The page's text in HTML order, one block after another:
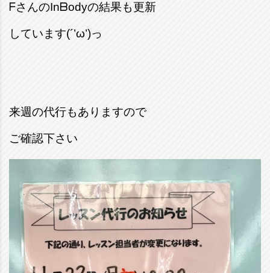
ᖴさんのInᗷodyの結果も更新
しています(´’ω’)っ
来週の代行もありますので
ご確認下さい